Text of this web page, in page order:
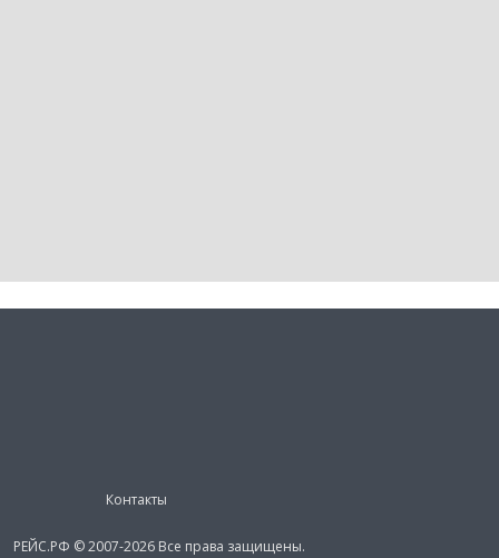
Контакты
РЕЙС.РФ © 2007-2026 Все права защищены.